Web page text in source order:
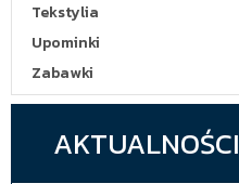
Tekstylia
Upominki
Zabawki
AKTUALNOŚCI